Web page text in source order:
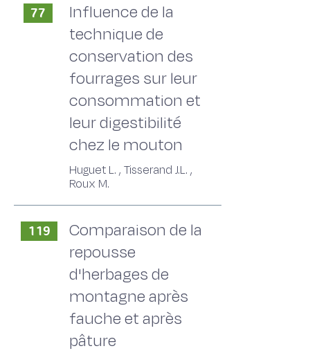
77
Influence de la
technique de
conservation des
fourrages sur leur
consommation et
leur digestibilité
chez le mouton
Huguet L. , Tisserand J.L. ,
Roux M.
119
Comparaison de la
repousse
d'herbages de
montagne après
fauche et après
pâture